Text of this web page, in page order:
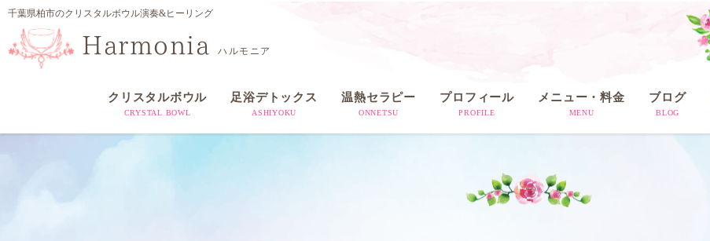
千葉県柏市のクリスタルボウル演奏&ヒーリング
Harmonia ハルモニア
クリスタルボウル
CRYSTAL BOWL
足浴デトックス
ASHIYOKU
温熱セラピー
ONNETSU
プロフィール
PROFILE
メニュー・料金
MENU
ブログ
BLOG